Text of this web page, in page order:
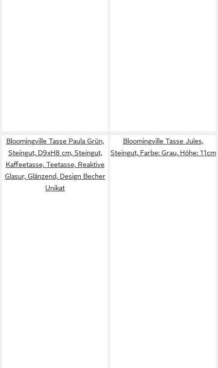
Bloomingville Tasse Paula Grün,
Steingut, D9xH8 cm, Steingut,
Kaffeetasse, Teetasse, Reaktive
Glasur, Glänzend, Design Becher
Unikat
Bloomingville Tasse Jules,
Steingut, Farbe: Grau, Höhe: 11cm